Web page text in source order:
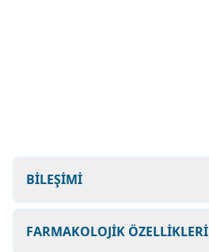
BİLEŞİMİ
FARMAKOLOJİK ÖZELLİKLERİ